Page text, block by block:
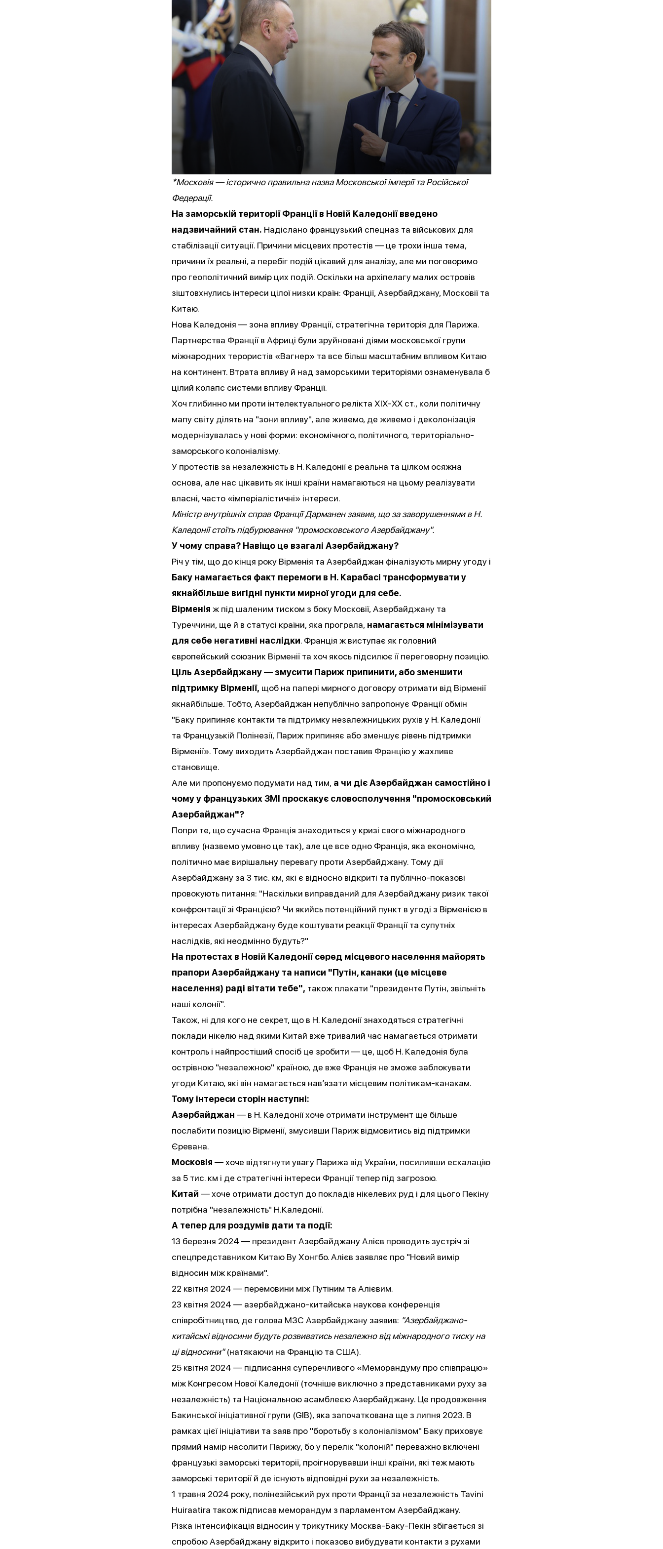
*Московія — історично правильна назва Московської імперії та Російської
Федерації.
На заморській території Франції в Новій Каледонії введено
надзвичайний стан. Надіслано французький спецназ та військових для
стабілізації ситуації. Причини місцевих протестів — це трохи інша тема,
причини їх реальні, а перебіг подій цікавий для аналізу, але ми поговоримо
про геополітичний вимір цих подій. Оскільки на архіпелагу малих островів
зіштовхнулись інтереси цілої низки країн: Франції, Азербайджану, Московії та
Китаю.
Нова Каледонія — зона впливу Франції, стратегічна територія для Парижа.
Партнерства Франції в Африці були зруйновані діями московської групи
міжнародних терористів «Вагнер» та все більш масштабним впливом Китаю
на континент. Втрата впливу й над заморськими територіями ознаменувала б
цілий колапс системи впливу Франції.
Хоч глибинно ми проти інтелектуального релікта ХІХ-XX ст., коли політичну
мапу світу ділять на "зони впливу", але живемо, де живемо і деколонізація
модернізувалась у нові форми: економічного, політичного, територіально-
заморського колоніалізму.
У протестів за незалежність в Н. Каледонії є реальна та цілком осяжна
основа, але нас цікавить як інші країни намагаються на цьому реалізувати
власні, часто «імперіалістичні» інтереси.
Міністр внутрішніх справ Франції Дарманензаявив, що за заворушеннями в Н.
Каледонії стоїть підбурювання "промосковського Азербайджану".
У чому справа? Навіщо це взагалі Азербайджану?
Річ у тім, що до кінця року Вірменія та Азербайджан фіналізують мирну угоду і
Баку намагається факт перемоги в Н. Карабасі трансформувати у
якнайбільше вигідні пункти мирної угоди для себе.
Вірменія ж під шаленим тиском з боку Московії, Азербайджану та
Туреччини, ще й в статусі країни, яка програла, намагається мінімізувати
для себе негативні наслідки. Франція ж виступає як головний
європейський союзник Вірменії та хоч якось підсилює її переговорну позицію.
Ціль Азербайджану — змусити Париж припинити, або зменшити
підтримку Вірменії, щоб на папері мирного договору отримати від Вірменії
якнайбільше. Тобто, Азербайджан непублічно запропонує Франції обмін
"Баку припиняє контакти та підтримку незалежницьких рухів у Н. Каледонії
та Французькій Полінезії, Париж припиняє або зменшує рівень підтримки
Вірменії». Тому виходить Азербайджан поставив Францію у жахливе
становище.
Але ми пропонуємо подумати над тим, а чи діє Азербайджан самостійно і
чому у французьких ЗМІ проскакує словосполучення "промосковський
Азербайджан"?
Попри те, що сучасна Франція знаходиться у кризі свого міжнародного
впливу (назвемо умовно це так), але це все одно Франція, яка економічно,
політично має вирішальну перевагу проти Азербайджану. Тому дії
Азербайджану за 3 тис. км, які є відносно відкриті та публічно-показові
провокують питання: "Наскільки виправданий для Азербайджану ризик такої
конфронтації зі Францією? Чи якийсь потенційний пункт в угоді з Вірменією в
інтересах Азербайджану буде коштувати реакції Франції та супутніх
наслідків, які неодмінно будуть?"
На протестах в Новій Каледонії серед місцевого населення майорять
прапори Азербайджану та написи "Путін, канаки (це місцеве
населення) раді вітати тебе", також плакати "президенте Путін, звільніть
наші колонії".
Також, ні для кого не секрет, що в Н. Каледонії знаходяться стратегічні
поклади нікелю над якими Китай вже тривалий час намагається отримати
контроль і найпростіший спосіб це зробити — це, щоб Н. Каледонія була
острівною "незалежною" країною, де вже Франція не зможе заблокувати
угоди Китаю, які він намагається нав’язати місцевим політикам-канакам.
Тому інтереси сторін наступні:
Азербайджан — в Н. Каледонії хоче отримати інструмент ще більше
послабити позицію Вірменії, змусивши Париж відмовитись від підтримки
Єревана.
Московія — хоче відтягнути увагу Парижа від України, посиливши ескалацію
за 5 тис. км і де стратегічні інтереси Франції тепер під загрозою.
Китай — хоче отримати доступ до покладів нікелевих руд і для цього Пекіну
потрібна "незалежність" Н.Каледонії.
А тепер для роздумів дати та події:
13 березня 2024 — президент Азербайджану Алієв проводить зустріч зі
спецпредставником Китаю Ву Хонгбо. Алієв заявляє про "Новий вимір
відносин між країнами".
22 квітня 2024 — перемовини між Путіним та Алієвим.
23 квітня 2024 — азербайджано-китайська наукова конференція
співробітництво, де голова МЗС Азербайджану заявив: "Азербайджано-
китайські відносини будуть розвиватись незалежно від міжнародного тиску на
ці відносини"(натякаючи на Францію та США).
25 квітня 2024 — підписання суперечливого «Меморандуму про співпрацю»
між Конгресом Нової Каледонії (точніше виключно з представниками руху за
незалежність) та Національною асамблеєю Азербайджану. Це продовження
Бакинської ініціативної групи (GIB), яка започаткована ще з липня 2023. В
рамках цієї ініціативи та заяв про "боротьбу з колоніалізмом" Баку приховує
прямий намір насолити Парижу, бо у перелік "колоній" переважно включені
французькі заморські території, проігнорувавши інші країни, які теж мають
заморські території й де існують відповідні рухи за незалежність.
1 травня 2024 року, полінезійський рух проти Франції за незалежність Tavini
Huiraatira також підписав меморандум з парламентом Азербайджану.
Різка інтенсифікація відносин у трикутнику Москва-Баку-Пекін збігається зі
спробою Азербайджану відкрито і показово вибудувати контакти з рухами